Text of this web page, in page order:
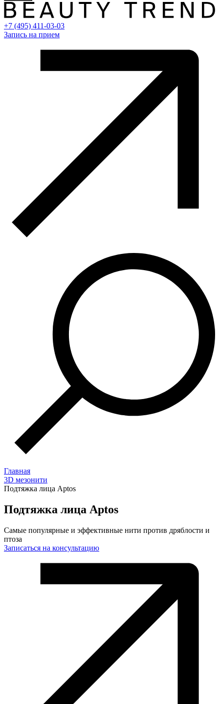
+7 (495) 411-03-03
Запись на прием
Главная
3D мезонити
Подтяжка лица Aptos
Подтяжка лица Aptos
Самые популярные и эффективные нити против дряблости и
птоза
Записаться на консультацию